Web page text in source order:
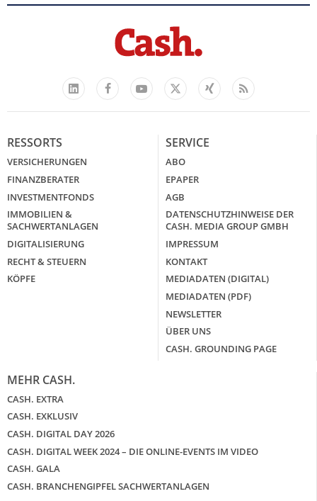
LinkedIn
FacebookYouTube
X
Xing Feed
RESSORTS
VERSICHERUNGEN
FINANZBERATER
INVESTMENTFONDS
IMMOBILIEN &
SACHWERTANLAGEN
DIGITALISIERUNG
RECHT & STEUERN
KÖPFE
SERVICE
ABO
EPAPER
AGB
DATENSCHUTZHINWEISE DER
CASH. MEDIA GROUP GMBH
IMPRESSUM
KONTAKT
MEDIADATEN (DIGITAL)
MEDIADATEN (PDF)
NEWSLETTER
ÜBER UNS
CASH. GROUNDING PAGE
MEHR CASH.
CASH. EXTRA
CASH. EXKLUSIV
CASH. DIGITAL DAY 2026
CASH. DIGITAL WEEK 2024 – DIE ONLINE-EVENTS IM VIDEO
CASH. GALA
CASH. BRANCHENGIPFEL SACHWERTANLAGEN